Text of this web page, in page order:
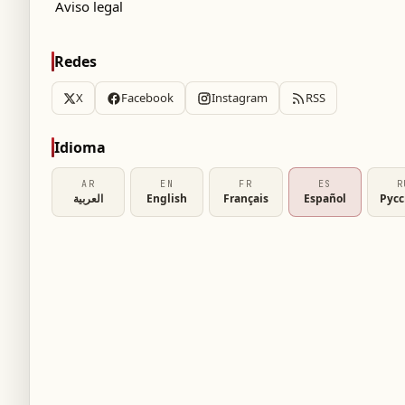
en México
Aviso legal
Redes
X Facebook Instagram RSS
Idioma
AR
العربية
EN
English
FR
Français
ES
Español